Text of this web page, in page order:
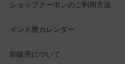
ショップクーポンのご利用方法
インド暦カレンダー
卸販売について